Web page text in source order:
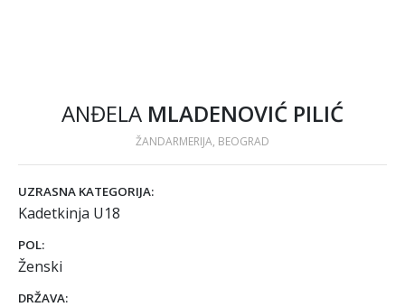
ANĐELA MLADENOVIĆ PILIĆ
ŽANDARMERIJA, BEOGRAD
UZRASNA KATEGORIJA:
Kadetkinja U18
POL:
Ženski
DRŽAVA: